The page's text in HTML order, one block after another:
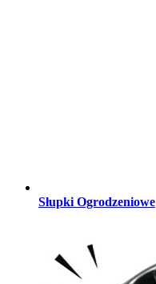
Słupki Ogrodzeniowe